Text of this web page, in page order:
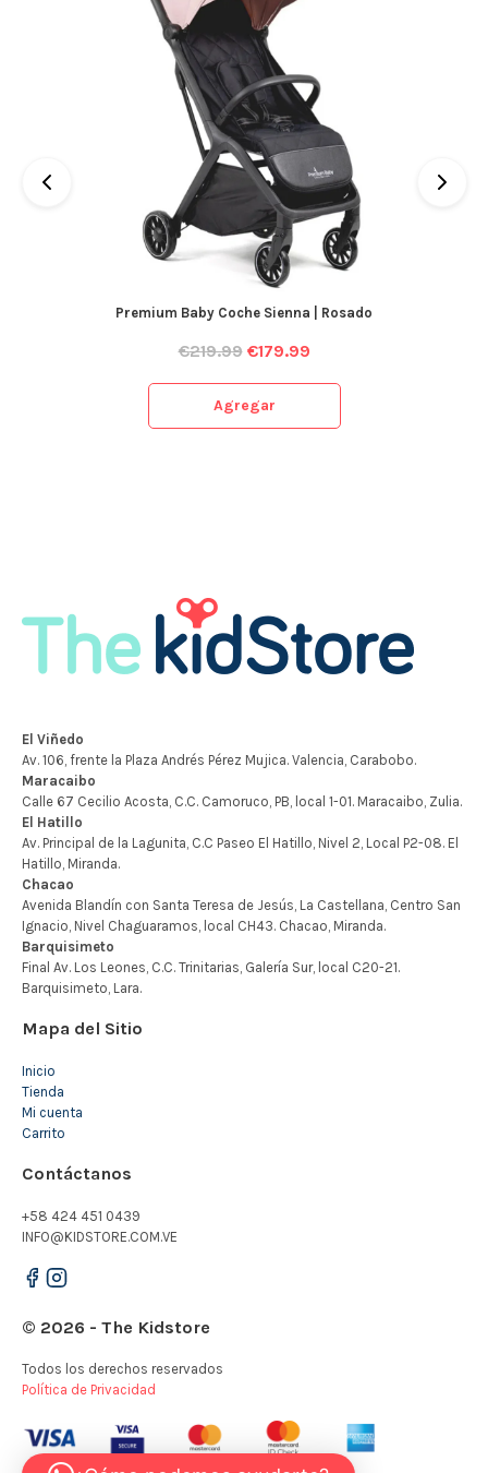
Premium Baby Coche Sienna | Rosado
€219.99 €179.99
Agregar
Mapa del Sitio
Inicio
Tienda
Mi cuenta
Carrito
Contáctanos
+58 424 451 0439
INFO@KIDSTORE.COM.VE
© 2026 - The Kidstore
Todos los derechos reservados
Política de Privacidad